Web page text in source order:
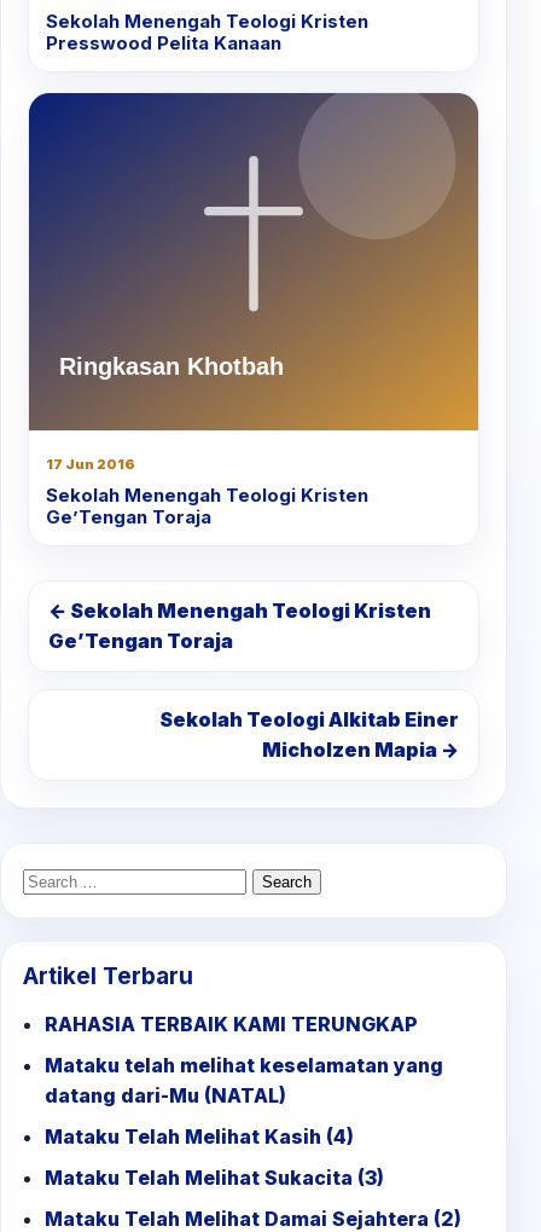
Sekolah Menengah Teologi Kristen
Presswood Pelita Kanaan
17 Jun 2016
Sekolah Menengah Teologi Kristen
Ge’Tengan Toraja
← Sekolah Menengah Teologi Kristen
Ge’Tengan Toraja
Sekolah Teologi Alkitab Einer
Micholzen Mapia →
Search
Artikel Terbaru
RAHASIA TERBAIK KAMI TERUNGKAP
Mataku telah melihat keselamatan yang
datang dari-Mu (NATAL)
Mataku Telah Melihat Kasih (4)
Mataku Telah Melihat Sukacita (3)
Mataku Telah Melihat Damai Sejahtera (2)